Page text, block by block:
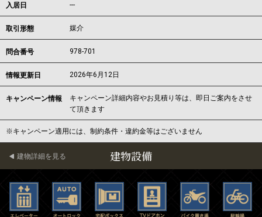
入居日 ---
取引形態 媒介
問合番号 978-701
情報更新日 2026年6月12日
キャンペーン情報
キャンペーン詳細内容やお見積り等は、即日ご案内をさせ
て頂きます
※キャンペーン適用には、制約条件・違約金等はございません
建物設備
建物詳細を見る